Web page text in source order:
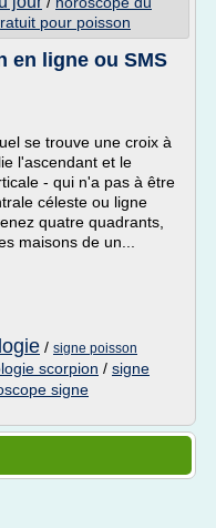
pour poisson
en ligne ou SMS
se trouve une croix à
l'ascendant et le
- qui n'a pas à être
céleste ou ligne
quatre quadrants,
maisons de un...
/ signe poisson
scorpion / signe
signe